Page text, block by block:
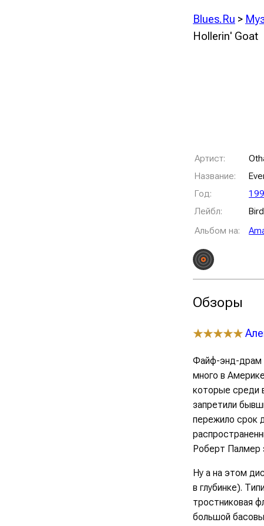
Blues.Ru >
Hollerin' Goat
Артист:
Название:
Год:
Лейбл:
Альбом на:
Обзоры
★★★★★
Файф-энд-драм
много в
которые среди
запретили
пережило срок
Роберт Палмер
Ну а на этом
в глубинке).
тростниковая
большой